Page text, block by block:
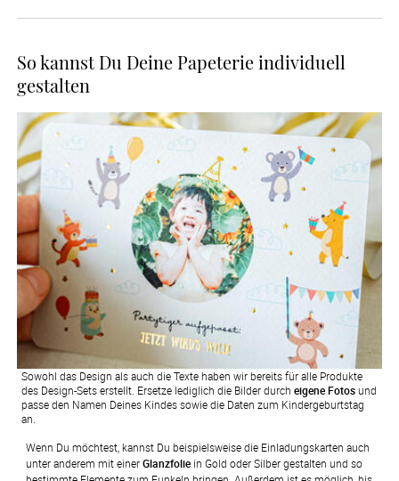
So kannst Du Deine Papeterie individuell
gestalten
Sowohl das Design als auch die Texte haben wir bereits für alle Produkte
des Design-Sets erstellt. Ersetze lediglich die Bilder durch eigene Fotosund
passe den Namen Deines Kindes sowie die Daten zum Kindergeburtstag
an.
Wenn Du möchtest, kannst Du beispielsweise die Einladungskarten auch
unter anderem mit einer Glanzfolie in Gold oder Silber gestalten und so